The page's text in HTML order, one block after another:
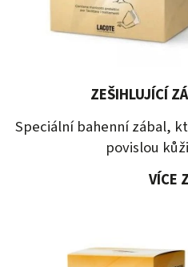
ZEŠIHLUJÍCÍ
Speciální bahenní zábal,
povislou
VÍCE